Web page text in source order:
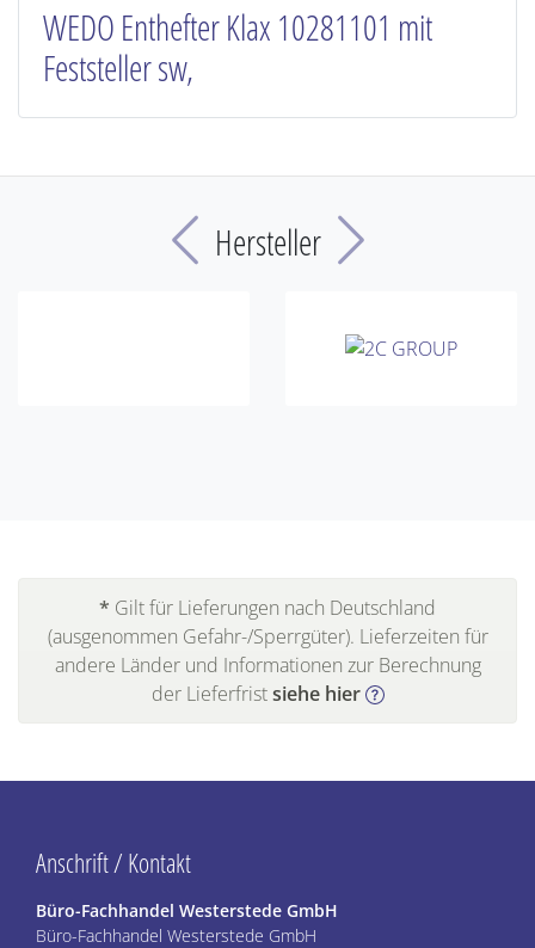
WEDO Enthefter Klax 10281101 mit
Feststeller sw,
Previous
Hersteller
* Gilt für Lieferungen nach Deutschland
(ausgenommen Gefahr-/Sperrgüter). Lieferzeiten für
andere Länder und Informationen zur Berechnung
der Lieferfristsiehe hier
Anschrift / Kontakt
Büro-Fachhandel Westerstede GmbH
Büro-Fachhandel Westerstede GmbH